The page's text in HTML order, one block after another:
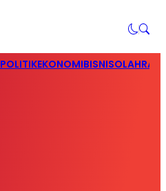
POLITIKEKONOMIBISNIS